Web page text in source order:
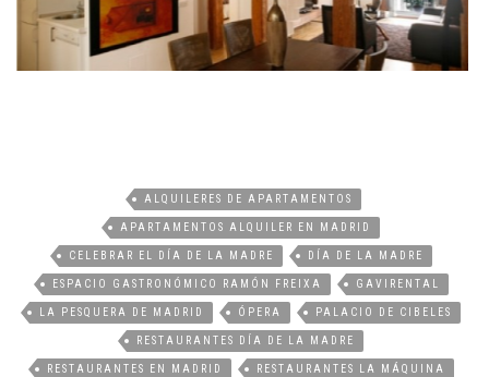
ALQUILERES DE APARTAMENTOS
APARTAMENTOS ALQUILER EN MADRID
CELEBRAR EL DÍA DE LA MADRE DÍA DE LA MADRE
ESPACIO GASTRONÓMICO RAMÓN FREIXA GAVIRENTAL
LA PESQUERA DE MADRID ÓPERA PALACIO DE CIBELES
RESTAURANTES DÍA DE LA MADRE
RESTAURANTES EN MADRID RESTAURANTES LA MÁQUINA